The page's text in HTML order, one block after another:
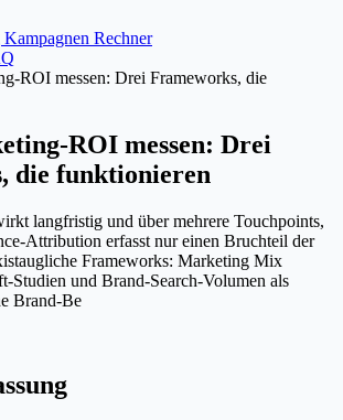
Rechner
ROI messen: Drei Frameworks, die
ROI messen: Drei
die funktionieren
langfristig und über mehrere Touchpoints,
Attribution erfasst nur einen Bruchteil der
Frameworks: Marketing Mix
Studien und Brand-Search-Volumen als
Brand-Be